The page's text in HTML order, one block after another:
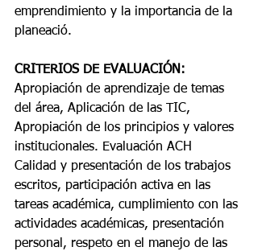
emprendimiento y la importancia de la
planeació.
CRITERIOS DE EVALUACIÓN:
Apropiación de aprendizaje de temas
del área, Aplicación de las TIC,
Apropiación de los principios y valores
institucionales. Evaluación ACH
Calidad y presentación de los trabajos
escritos, participación activa en las
tareas académica, cumplimiento con las
actividades académicas, presentación
personal, respeto en el manejo de las